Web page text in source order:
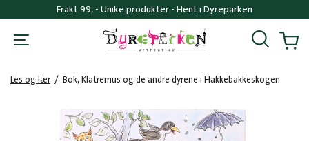
Frakt 99, - Unike produkter - Hent i Dyreparken
Søk
Les og lær / Bok, Klatremus og de andre dyrene i Hakkebakkeskogen